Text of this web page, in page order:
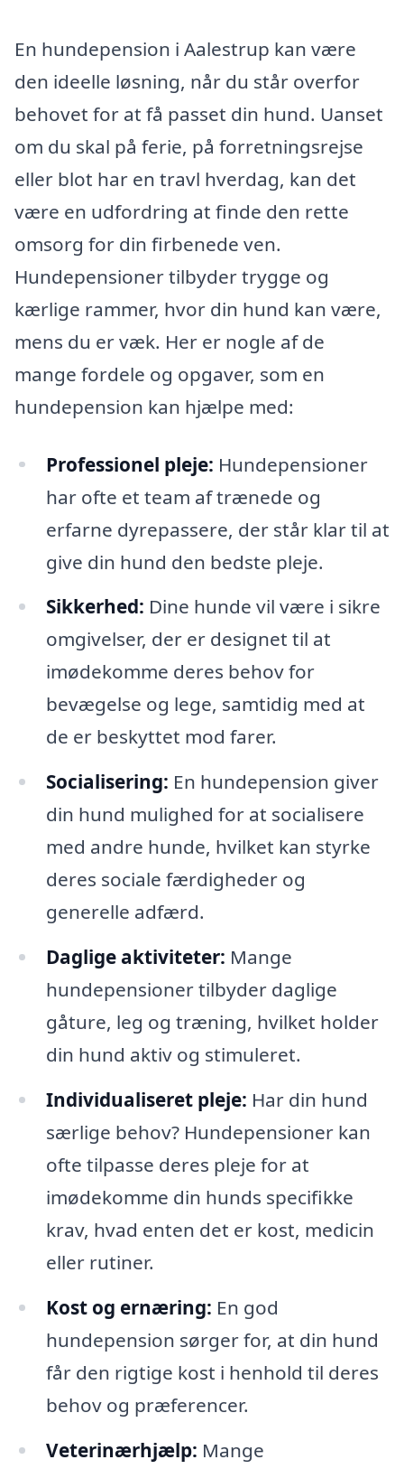
En hundepension i Aalestrup kan være
den ideelle løsning, når du står overfor
behovet for at få passet din hund. Uanset
om du skal på ferie, på forretningsrejse
eller blot har en travl hverdag, kan det
være en udfordring at finde den rette
omsorg for din firbenede ven.
Hundepensioner tilbyder trygge og
kærlige rammer, hvor din hund kan være,
mens du er væk. Her er nogle af de
mange fordele og opgaver, som en
hundepension kan hjælpe med:
Professionel pleje: Hundepensioner
har ofte et team af trænede og
erfarne dyrepassere, der står klar til at
give din hund den bedste pleje.
Sikkerhed: Dine hunde vil være i sikre
omgivelser, der er designet til at
imødekomme deres behov for
bevægelse og lege, samtidig med at
de er beskyttet mod farer.
Socialisering: En hundepension giver
din hund mulighed for at socialisere
med andre hunde, hvilket kan styrke
deres sociale færdigheder og
generelle adfærd.
Daglige aktiviteter: Mange
hundepensioner tilbyder daglige
gåture, leg og træning, hvilket holder
din hund aktiv og stimuleret.
Individualiseret pleje: Har din hund
særlige behov? Hundepensioner kan
ofte tilpasse deres pleje for at
imødekomme din hunds specifikke
krav, hvad enten det er kost, medicin
eller rutiner.
Kost og ernæring: En god
hundepension sørger for, at din hund
får den rigtige kost i henhold til deres
behov og præferencer.
Veterinærhjælp: Mange